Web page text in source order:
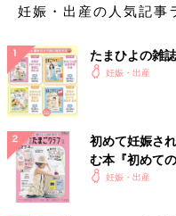
少子高齢化＆オリンピ
この先の日本は、人口が減
マンションは建設され、一
ンピック後は不動産価格が
「先行きが不透明な今、住
オリンピック後まで待ち、
いうちは、あせって住宅購
注いだ方がいいと思います
妊娠・出産の人気記事
たまひよの雑誌
妊娠・出産
初めて妊娠さ
む本『初めて
妊娠・出産